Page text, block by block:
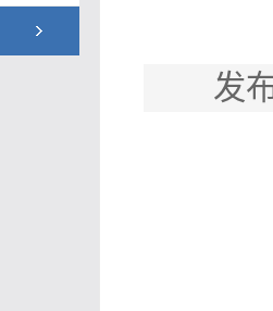
发